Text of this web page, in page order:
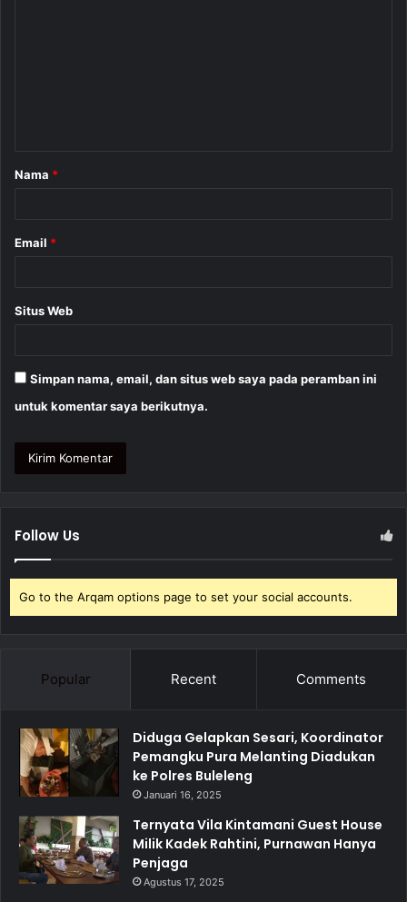
r
Nama *
Email *
Situs Web
Simpan nama, email, dan situs web saya pada peramban ini
untuk komentar saya berikutnya.
Follow Us
Go to the Arqam options page to set your social accounts.
Popular Recent Comments
Diduga Gelapkan Sesari, Koordinator
Pemangku Pura Melanting Diadukan
ke Polres Buleleng
Januari 16, 2025
Ternyata Vila Kintamani Guest House
Milik Kadek Rahtini, Purnawan Hanya
Penjaga
Agustus 17, 2025